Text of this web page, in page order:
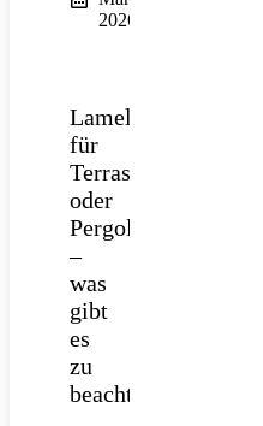
2026
Lamellendach
für
Terrasse
oder
Pergola
–
was
gibt
es
zu
beachten?